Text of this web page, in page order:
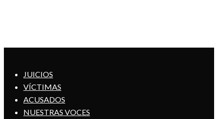
JUICIOS
VÍCTIMAS
ACUSADOS
NUESTRAS VOCES